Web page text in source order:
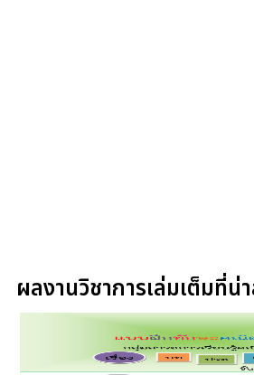
ผลงานวิชาการเล่มเต็มที่น่